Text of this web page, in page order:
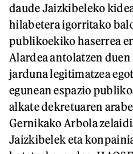
daude Jaizkibeleko
hilabetera igorritako
publikoekiko haserrea
Alardea antolatzen
jarduna legitimatzea
egunean espazio
alkate dekretuaren
Gernikako Arbola
Jaizkibelek eta